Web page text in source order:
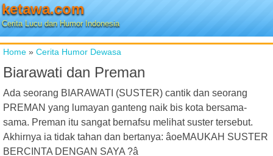
ketawa.com
Cerita Lucu dan Humor Indonesia
Home » Cerita Humor Dewasa
Biarawati dan Preman
Ada seorang BIARAWATI (SUSTER) cantik dan seorang
PREMAN yang lumayan ganteng naik bis kota bersama-
sama. Preman itu sangat bernafsu melihat suster tersebut.
Akhirnya ia tidak tahan dan bertanya: âoeMAUKAH SUSTER
BERCINTA DENGAN SAYA ?â